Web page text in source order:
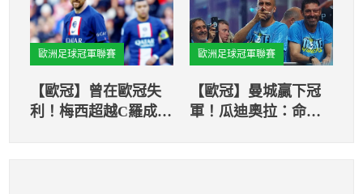
歐洲足球冠軍聯賽
【歐冠】曾在歐冠失
利！梅西超越C羅成
歐洲足球冠軍聯賽
【歐冠】曼城贏下冠
軍！瓜迪奧拉：命中